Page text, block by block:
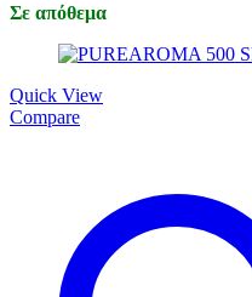
Σε απόθεμα
Quick View
Compare